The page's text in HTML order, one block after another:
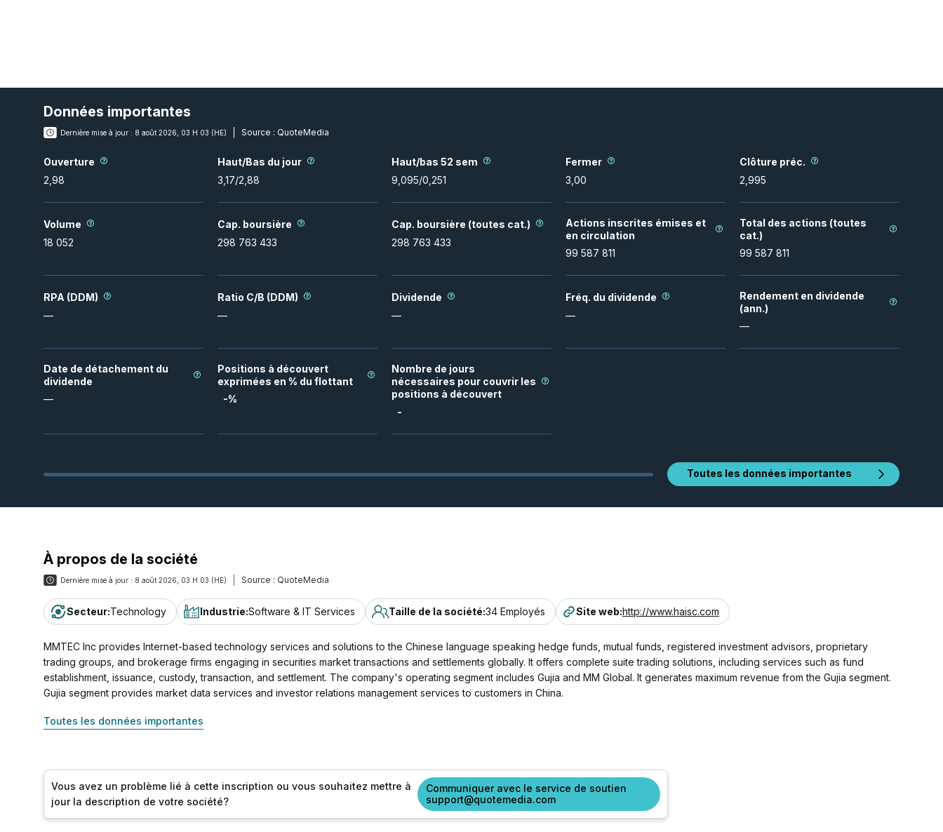
Données importantes
Dernière mise à jour : 8 août 2026, 03 H 03 (HE) Source : QuoteMedia
Ouverture
2,98
Haut/Bas du jour
3,17/2,88
Haut/bas 52 sem
9,095/0,251
Fermer
3,00
Clôture préc.
2,995
Volume
18 052
Cap. boursière
298 763 433
Cap. boursière (toutes cat.)
298 763 433
Actions inscrites émises et
en circulation
99 587 811
Total des actions (toutes
cat.)
99 587 811
RPA (DDM)
—
Ratio C/B (DDM)
—
Dividende
—
Fréq. du dividende
—
Rendement en dividende
(ann.)
—
Date de détachement du
dividende
—
Positions à découvert
exprimées en % du flottant
-%
Nombre de jours
nécessaires pour couvrir les
positions à découvert
-
Toutes les données importantes
À propos de la société
Dernière mise à jour : 8 août 2026, 03 H 03 (HE) Source : QuoteMedia
Secteur:Technology Industrie:Software & IT Services Taille de la société:34 Employés Site web:http://www.haisc.com
MMTEC Inc provides Internet-based technology services and solutions to the Chinese language speaking hedge funds, mutual funds, registered investment advisors, proprietary
trading groups, and brokerage firms engaging in securities market transactions and settlements globally. It offers complete suite trading solutions, including services such as fund
establishment, issuance, custody, transaction, and settlement. The company's operating segment includes Gujia and MM Global. It generates maximum revenue from the Gujia segment.
Gujia segment provides market data services and investor relations management services to customers in China.
Toutes les données importantes
Vous avez un problème lié à cette inscription ou vous souhaitez mettre à
jour la description de votre société?
Communiquer avec le service de soutien
support@quotemedia.com